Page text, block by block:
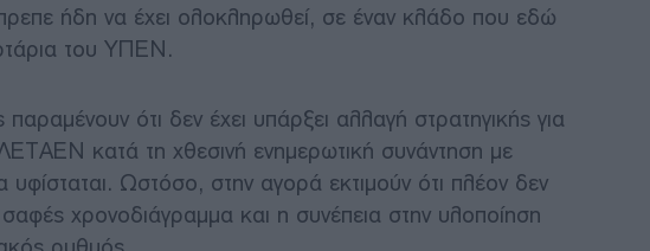
ήδη να έχει ολοκληρωθεί, σε έναν κλάδο που εδώ
του ΥΠΕΝ.
ότι δεν έχει υπάρξει αλλαγή στρατηγικής για
κατά τη χθεσινή ενημερωτική συνάντηση με
Ωστόσο, στην αγορά εκτιμούν ότι πλέον δεν
σαφές χρονοδιάγραμμα και η συνέπεια στην υλοποίηση